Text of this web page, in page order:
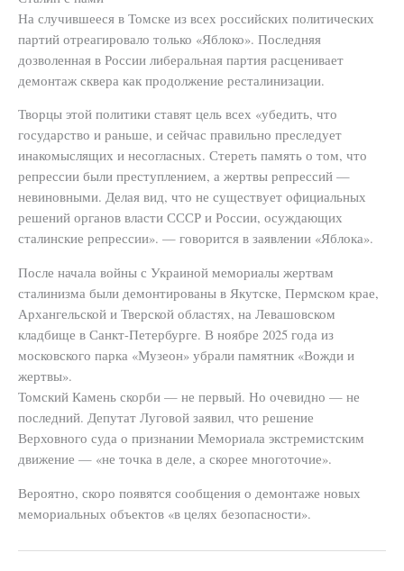
На случившееся в Томске из всех российских политических
партий отреагировало только «Яблоко». Последняя
дозволенная в России либеральная партия расценивает
демонтаж сквера как продолжение ресталинизации.
Творцы этой политики ставят цель всех «убедить, что
государство и раньше, и сейчас правильно преследует
инакомыслящих и несогласных. Стереть память о том, что
репрессии были преступлением, а жертвы репрессий —
невиновными. Делая вид, что не существует официальных
решений органов власти СССР и России, осуждающих
сталинские репрессии». — говорится в заявлении «Яблока».
После начала войны с Украиной мемориалы жертвам
сталинизма были демонтированы в Якутске, Пермском крае,
Архангельской и Тверской областях, на Левашовском
кладбище в Санкт-Петербурге. В ноябре 2025 года из
московского парка «Музеон» убрали памятник «Вожди и
жертвы».
Томский Камень скорби — не первый. Но очевидно — не
последний. Депутат Луговой заявил, что решение
Верховного суда о признании Мемориала экстремистским
движение — «не точка в деле, а скорее многоточие».
Вероятно, скоро появятся сообщения о демонтаже новых
мемориальных объектов «в целях безопасности».